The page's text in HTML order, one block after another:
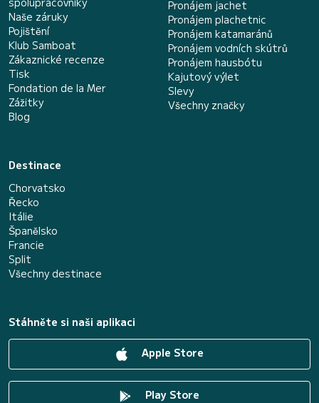
Naše záruky
Pojištění
Klub Samboat
Zákaznické recenze
Tisk
Fondation de la Mer
Zážitky
Blog
Pronájem jachet
Pronájem plachetnic
Pronájem katamaránů
Pronájem vodních skútrů
Pronájem hausbótu
Kajutový výlet
Slevy
Všechny značky
Destinace
Chorvatsko
Řecko
Itálie
Španělsko
Francie
Split
Všechny destinace
Stáhněte si naši aplikaci
Apple Store
Play Store